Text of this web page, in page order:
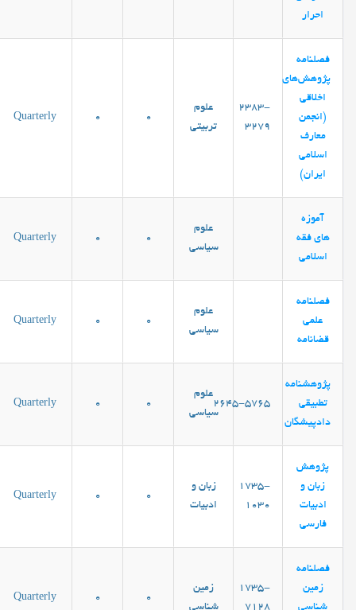
احرار
فصلنامه
پژوهش‌های
اخلاقی
(انجمن
معارف
اسلامی
ایران)
2383-
3279
علوم
تربیتی
0
0
Quarterly
آموزه
های فقه
اسلامی
علوم
سیاسی
0
0
Quarterly
فصلنامه
علمی
قضانامه
علوم
سیاسی
0
0
Quarterly
پژوهشنامه
تطبیقی
دادپیشگان
۲۶۴۵-۵۷۶۵
علوم
سیاسی
0
0
Quarterly
پژوهش
زبان و
ادبیات
فارسی
1735-
1030
زبان و
ادبیات
0
0
Quarterly
فصلنامه
زمین
شناسی
1735-
7128
زمین
شناسی
0
0
Quarterly